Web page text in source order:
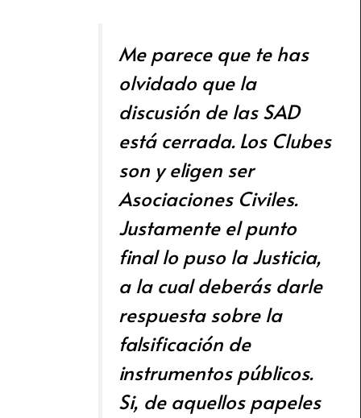
Me parece que te has
olvidado que la
discusión de las SAD
está cerrada. Los Clubes
son y eligen ser
Asociaciones Civiles.
Justamente el punto
final lo puso la Justicia,
a la cual deberás darle
respuesta sobre la
falsificación de
instrumentos públicos.
Si, de aquellos papeles